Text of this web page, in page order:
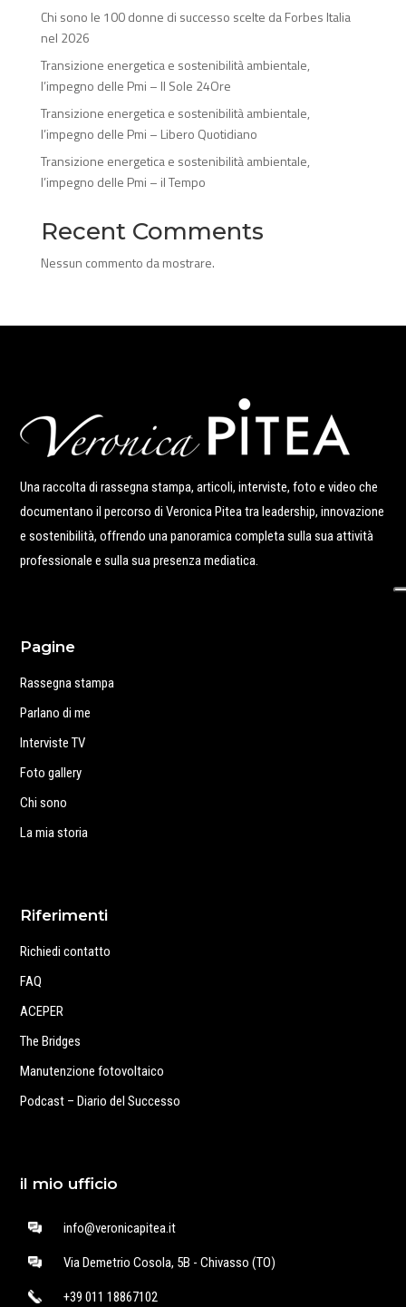
Chi sono le 100 donne di successo scelte da Forbes Italia
nel 2026
Transizione energetica e sostenibilità ambientale,
l’impegno delle Pmi – Il Sole 24Ore
Transizione energetica e sostenibilità ambientale,
l’impegno delle Pmi – Libero Quotidiano
Transizione energetica e sostenibilità ambientale,
l’impegno delle Pmi – il Tempo
Recent Comments
Nessun commento da mostrare.
Una raccolta di rassegna stampa, articoli, interviste, foto e video che
documentano il percorso di Veronica Pitea tra leadership, innovazione
e sostenibilità, offrendo una panoramica completa sulla sua attività
professionale e sulla sua presenza mediatica.
Pagine
Rassegna stampa
Parlano di me
Interviste TV
Foto gallery
Chi sono
La mia storia
Riferimenti
Richiedi contatto
FAQ
ACEPER
The Bridges
Manutenzione fotovoltaico
Podcast – Diario del Successo
il mio ufficio
info@veronicapitea.it
Via Demetrio Cosola, 5B - Chivasso (TO)
+39 011 18867102